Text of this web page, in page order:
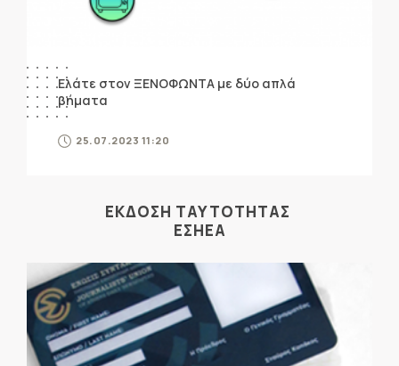
Ελάτε στον ΞΕΝΟΦΩΝΤΑ με δύο απλά
βήματα
25.07.2023 11:20
ΕΚΔΟΣΗ ΤΑΥΤΟΤΗΤΑΣ
ΕΣΗΕΑ